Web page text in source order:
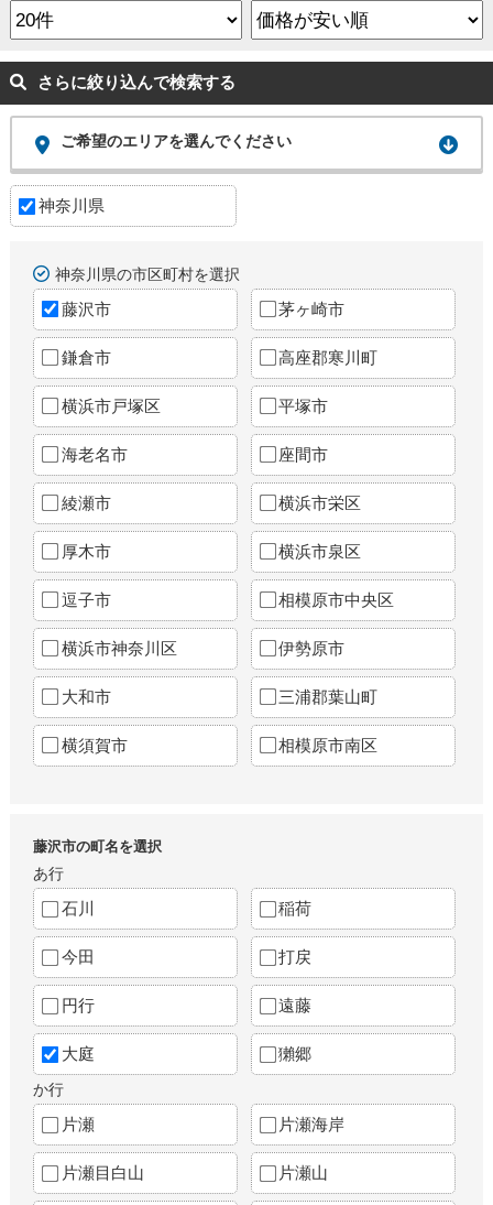
さらに絞り込んで検索する
ご希望のエリアを選んでください
神奈川県
神奈川県の市区町村を選択
藤沢市 茅ヶ崎市
鎌倉市 高座郡寒川町
横浜市戸塚区 平塚市
海老名市 座間市
綾瀬市 横浜市栄区
厚木市 横浜市泉区
逗子市 相模原市中央区
横浜市神奈川区 伊勢原市
大和市 三浦郡葉山町
横須賀市 相模原市南区
藤沢市の町名を選択
あ行
石川 稲荷
今田 打戻
円行 遠藤
大庭 獺郷
か行
片瀬 片瀬海岸
片瀬目白山 片瀬山